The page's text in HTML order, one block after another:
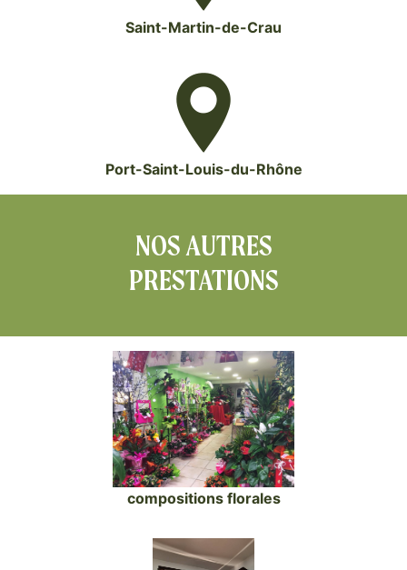
Saint-Martin-de-Crau
Port-Saint-Louis-du-Rhône
NOS AUTRES
PRESTATIONS
compositions florales